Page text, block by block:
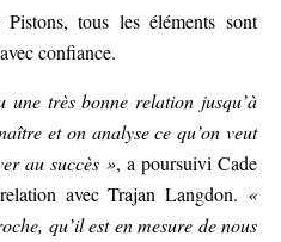
tous les éléments sont
confiance.
une très bonne relation jusqu’à
et on analyse ce qu’on veut
au succès », a poursuivi Cade
avec Trajan Langdon. «
qu’il est en mesure de nous